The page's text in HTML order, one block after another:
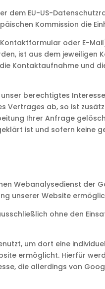
dem EU-US-
Kommission die
oder E-
ist aus dem
Kontaktaufnahme und
berechtigtes
Vertrages ab, so ist
Ihrer Anfrage
ist und sofern keine
Webanalysedienst der
unserer Website
ohne den
um dort eine
ermöglicht. Hierfür
die allerdings von